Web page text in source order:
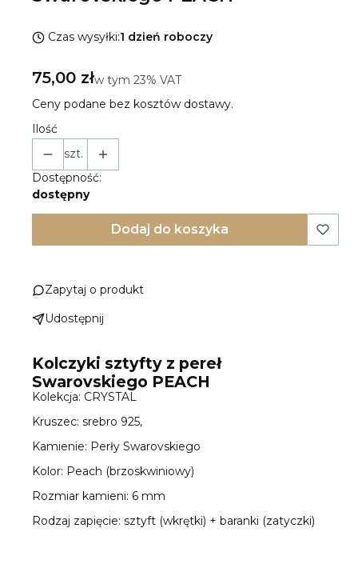
Czas wysyłki:1 dzień roboczy
Cena
75,00 złw tym 23% VAT
w tym 23% VAT
Ceny podane bez kosztów dostawy.
Ilość
szt.
Dostępność:
dostępny
Dodaj do koszyka
Zapytaj o produkt
Udostępnij
Kolczyki sztyfty z pereł
Swarovskiego PEACH
Kolekcja: CRYSTAL
Kruszec: srebro 925,
Kamienie: Perły Swarovskiego
Kolor: Peach (brzoskwiniowy)
Rozmiar kamieni: 6 mm
Rodzaj zapięcie: sztyft (wkrętki) + baranki (zatyczki)